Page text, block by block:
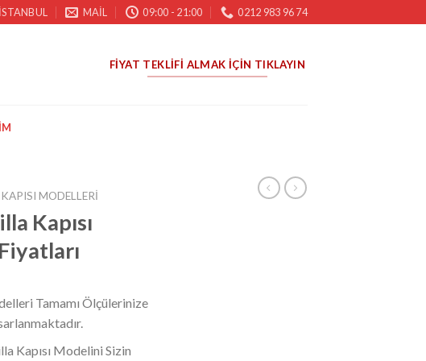
MAIL 09:00 - 21:00 0212 983 96 74
FIYAT TEKLIFI ALMAK İÇIN TIKLAYIN
MODELLERI
Kapısı
Tamamı Ölçülerinize
Kapısı Modelini Sizin